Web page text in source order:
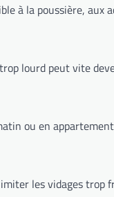
à la poussière, aux
lourd peut vite
ou en
les vidages trop